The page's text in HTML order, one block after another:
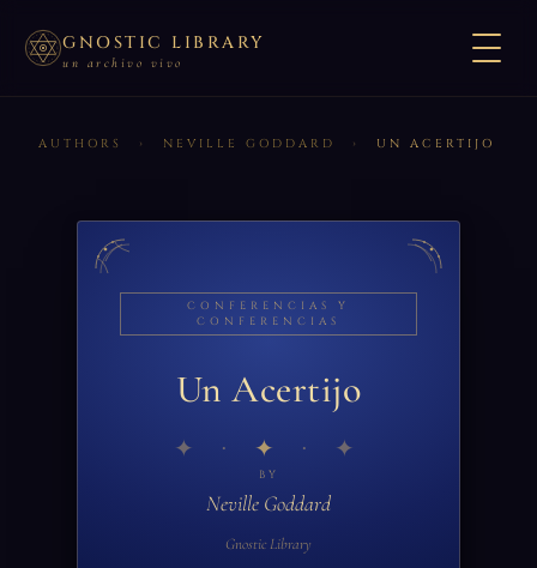
GNOSTIC LIBRARY
un archivo vivo
AUTHORS › NEVILLE GODDARD › UN ACERTIJO
CONFERENCIAS Y
CONFERENCIAS
Un Acertijo
✦
BY
Neville Goddard
Gnostic Library